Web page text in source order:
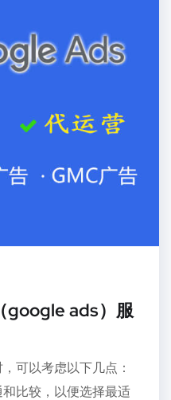
google ads）服
可以考虑以下几点：
比较，以便选择最适